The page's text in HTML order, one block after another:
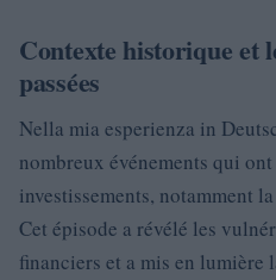
Contexte historique et
passées
Nella mia esperienza in
nombreux événements qui
investissements, notamment
Cet épisode a révélé les
financiers et a mis en lumière